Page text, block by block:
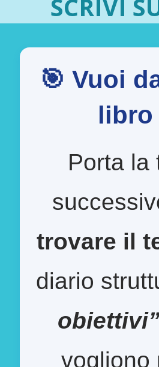
SCRIVI
🎯 Vuoi
libro
Porta la
trovare il
diario
vogliono